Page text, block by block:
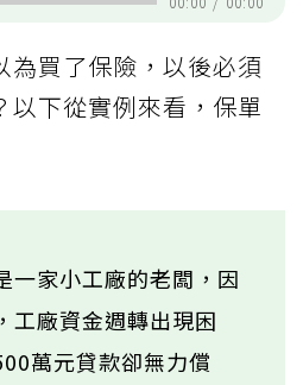
為買了保險，以後必須
以下從實例來看，保單
一家小工廠的老闆，因
工廠資金週轉出現困
萬元貸款卻無力償